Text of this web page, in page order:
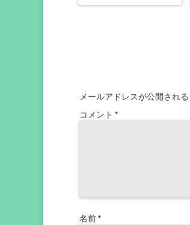
メールアドレスが公開され
コメント *
名前*